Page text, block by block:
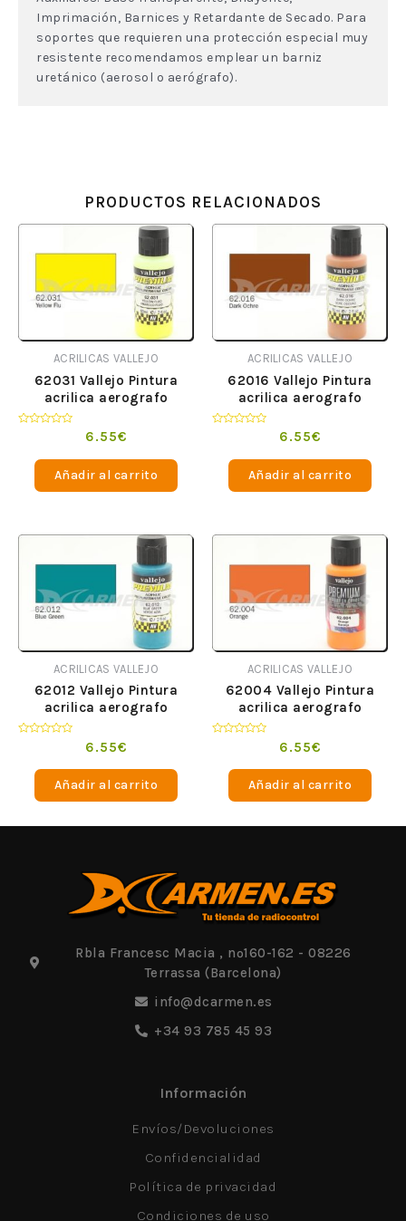
Imprimación, Barnices y Retardante de Secado. Para
soportes que requieren una protección especial muy
resistente recomendamos emplear un barniz
uretánico (aerosol o aerógrafo).
PRODUCTOS RELACIONADOS
ACRILICAS VALLEJO
62031 Vallejo Pintura
acrilica aerografo
Premium Fluorescente
Amarillo 60 ml
6.55€
Añadir al carrito
ACRILICAS VALLEJO
62016 Vallejo Pintura
acrilica aerografo
Premium opaco Ocre
Oscuro 60 ml
6.55€
Añadir al carrito
ACRILICAS VALLEJO
62012 Vallejo Pintura
acrilica aerografo
Premium opaco Verde
Azul 60 ml
6.55€
Añadir al carrito
ACRILICAS VALLEJO
62004 Vallejo Pintura
acrilica aerografo
Premium opaco Naranja
60 ml
6.55€
Añadir al carrito
Rbla Francesc Macia , nº160-162 - 08226
Terrassa (Barcelona)
info@dcarmen.es
+34 93 785 45 93
Información
Envíos/Devoluciones
Confidencialidad
Política de privacidad
Condiciones de uso